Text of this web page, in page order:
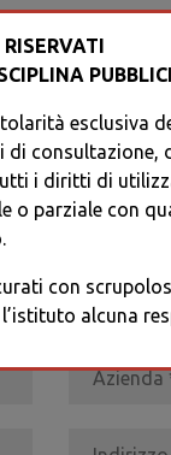
SONO
esclusiva
consultazione,
i diritti di
parziale con
con
alcuna